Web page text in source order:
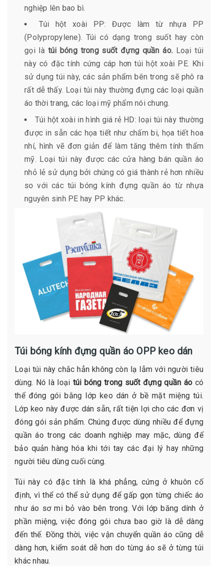
nghiệp lên bao bì.
Túi hột xoài PP: Được làm từ nhựa PP
(Polypropylene). Túi có dạng trong suốt hay còn
gọi làtúi bóng trong suốt đựng quần áo. Loại túi
này có đặc tính cứng cáp hơn túi hột xoài PE. Khi
sử dụng túi này, các sản phẩm bên trong sẽ phô ra
rất dễ thấy. Loại túi này thường đựng các loại quần
áo thời trang, các loại mỹ phẩm nói chung.
Túi hột xoài in hình giá rẻ HD: loại túi này thường
được in sẵn các họa tiết như chấm bi, họa tiết hoa
nhí, hình vẽ đơn giản để làm tăng thêm tính thẩm
mỹ. Loại túi này được các cửa hàng bán quần áo
nhỏ lẻ sử dụng bởi chúng có giá thành rẻ hơn nhiều
so với các túi bóng kính đựng quần áo từ nhựa
nguyên sinh PE hay PP khác.
Túi bóng kính đựng quần áo OPP keo dán
Loại túi này chắc hẳn không còn lạ lẫm với người tiêu
dùng. Nó là loại túi bóng trong suốt đựng quần áo có
thể đóng gói bằng lớp keo dán ở bề mặt miệng túi.
Lớp keo này được dán sẵn, rất tiện lợi cho các đơn vị
đóng gói sản phẩm. Chúng được dùng nhiều để đựng
quần áo trong các doanh nghiệp may mặc, dùng để
bảo quản hàng hóa khi tới tay các đại lý hay những
người tiêu dùng cuối cùng.
Túi này có đặc tính là khá phẳng, cứng ở khuôn cố
định, vì thể có thể sử dụng để gấp gọn từng chiếc áo
như áo sơ mi bỏ vào bên trong. Với lớp băng dính ở
phần miệng, việc đóng gói chưa bao giờ là dễ dàng
đến thế. Đồng thời, việc vận chuyển quần áo cũng dễ
dàng hơn, kiểm soát dễ hơn do từng áo sẽ ở từng túi
khác nhau.